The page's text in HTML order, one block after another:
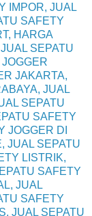
IMPOR, JUAL
SAFETY
HARGA
SEPATU
JAKARTA,
JUAL
SEPATU
SAFETY
JOGGER DI
JUAL SEPATU
LISTRIK,
SAFETY
JUAL
SAFETY
JUAL SEPATU